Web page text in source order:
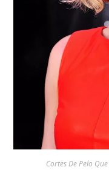
Cortes De Pelo